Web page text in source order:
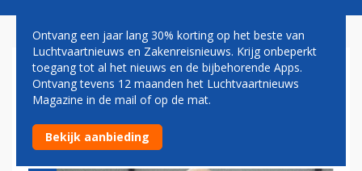
'VOORSTEL MANSVELD
OPENBARE WEBSITE HEEFT
ONREALISTISCH KARAKTER'
Ontvang een jaar lang 30% korting op het beste van
Luchtvaartnieuws en Zakenreisnieuws. Krijg onbeperkt
toegang tot al het nieuws en de bijbehorende Apps.
Ontvang tevens 12 maanden het Luchtvaartnieuws
Magazine in de mail of op de mat.
Bekijk aanbieding